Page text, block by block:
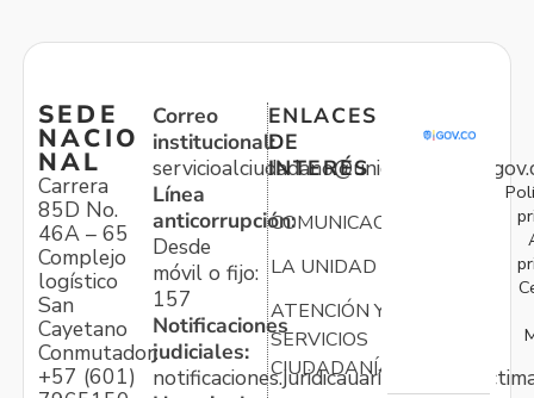
SEDE
NACIO
NAL
Carrera
85D No.
46A – 65
Complejo
logístico
San
Cayetano
Conmutador:
+57 (601)
Correo
institucional:
Línea
anticorrupción:
Desde
móvil o fijo:
157
Notificaciones
judiciales:
ENLACES
DE
INTERÉS
COMUNICACIONES
LA UNIDAD
ATENCIÓN Y
SERVICIOS
CIUDADANÍA